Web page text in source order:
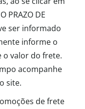
PRAZO DE
ser informado
informe o
o valor do frete.
acompanhe
site.
de frete